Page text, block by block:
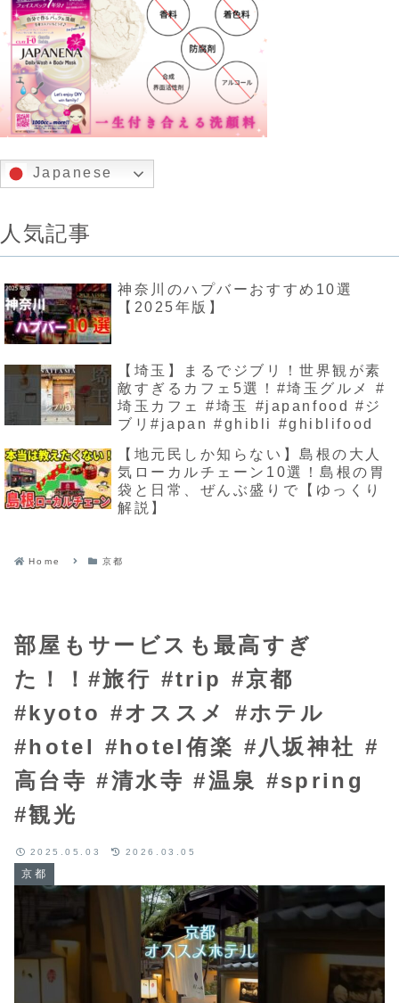
Japanese
人気記事
神奈川のハプバーおすすめ10選
【2025年版】
【埼玉】まるでジブリ！世界観が素
敵すぎるカフェ5選！#埼玉グルメ #
埼玉カフェ #埼玉 #japanfood #ジ
ブリ#japan #ghibli #ghiblifood
【地元民しか知らない】島根の大人
気ローカルチェーン10選！島根の胃
袋と日常、ぜんぶ盛りで【ゆっくり
解説】
Home 京都
部屋もサービスも最高すぎ
た！！#旅行 #trip #京都
#kyoto #オススメ #ホテル
#hotel #hotel侑楽 #八坂神社 #
高台寺 #清水寺 #温泉 #spring
#観光
京都
2025.05.03 2026.03.05